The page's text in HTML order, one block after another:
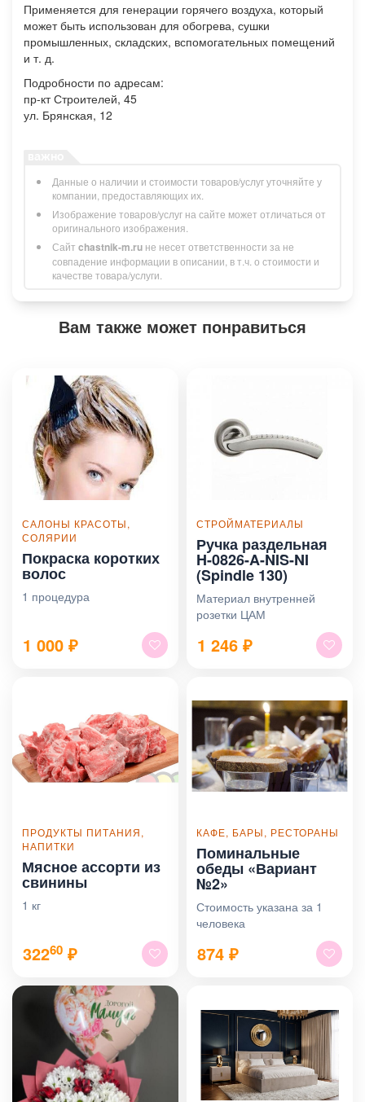
Применяется для генерации горячего воздуха, который
может быть использован для обогрева, сушки
промышленных, складских, вспомогательных помещений
и т. д.
Подробности по адресам:
пр-кт Строителей, 45
ул. Брянская, 12
Данные о наличии и стоимости товаров/услуг уточняйте у
компании, предоставляющих их.
Изображение товаров/услуг на сайте может отличаться от
оригинального изображения.
Сайт chastnik-m.ru не несет ответственности за не
совпадение информации в описании, в т.ч. о стоимости и
качестве товара/услуги.
Вам также может понравиться
САЛОНЫ КРАСОТЫ,
СОЛЯРИИ
Покраска коротких
волос
1 процедура
1 000 ₽
СТРОЙМАТЕРИАЛЫ
Ручка раздельная
H-0826-A-NIS-NI
(Spindle 130)
Материал внутренней
розетки ЦАМ
1 246 ₽
ПРОДУКТЫ ПИТАНИЯ,
НАПИТКИ
Мясное ассорти из
свинины
1 кг
32260 ₽
КАФЕ, БАРЫ, РЕСТОРАНЫ
Поминальные
обеды «Вариант
№2»
Стоимость указана за 1
человека
874 ₽